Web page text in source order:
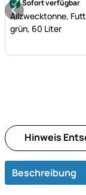
Sofort verfügbar
Allzwecktonne,
grün, 60 Liter
Hinweis
Beschreibung